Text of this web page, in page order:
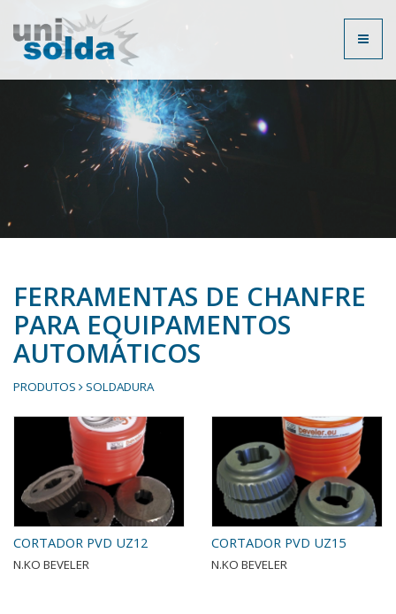
Toggle
FERRAMENTAS DE CHANFRE
PARA EQUIPAMENTOS
AUTOMÁTICOS
PRODUTOS SOLDADURA
CORTADOR PVD UZ12
N.KO BEVELER
CORTADOR PVD UZ15
N.KO BEVELER